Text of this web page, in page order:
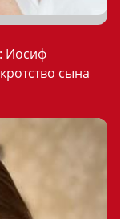
Иосиф
сына